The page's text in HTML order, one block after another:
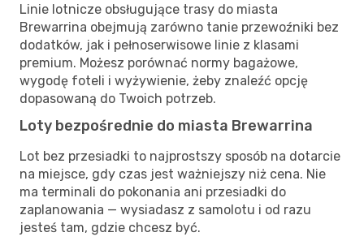
Linie lotnicze obsługujące trasy do miasta
Brewarrina obejmują zarówno tanie przewoźniki bez
dodatków, jak i pełnoserwisowe linie z klasami
premium. Możesz porównać normy bagażowe,
wygodę foteli i wyżywienie, żeby znaleźć opcję
dopasowaną do Twoich potrzeb.
Loty bezpośrednie do miasta Brewarrina
Lot bez przesiadki to najprostszy sposób na dotarcie
na miejsce, gdy czas jest ważniejszy niż cena. Nie
ma terminali do pokonania ani przesiadki do
zaplanowania — wysiadasz z samolotu i od razu
jesteś tam, gdzie chcesz być.